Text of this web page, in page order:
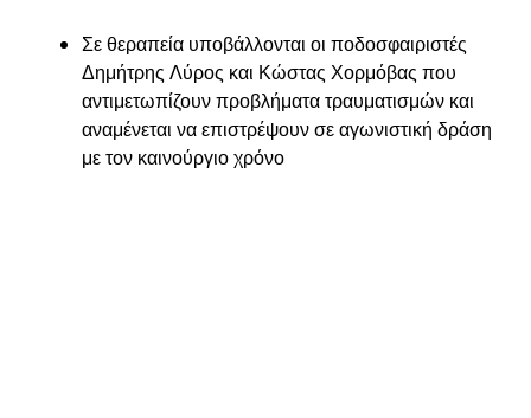
Σε θεραπεία υποβάλλονται οι ποδοσφαιριστές
Δημήτρης Λύρος και Κώστας Χορμόβας που
αντιμετωπίζουν προβλήματα τραυματισμών και
αναμένεται να επιστρέψουν σε αγωνιστική δράση
με τον καινούργιο χρόνο